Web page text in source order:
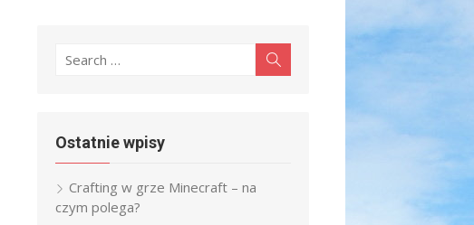
Search
Ostatnie wpisy
Crafting w grze Minecraft – na
czym polega?